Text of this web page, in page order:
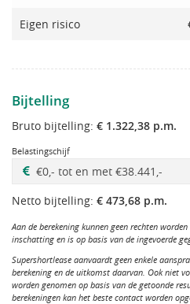
Eigen risico
Bijtelling
Bruto bijtelling: € 1.322,38 p.m.
Belastingschijf
Netto bijtelling: € 473,68 p.m.
Aan de berekening kunnen geen rechten
inschatting en is op basis van de ingevoerde
Supershortlease aanvaardt geen enkele
berekening en de uitkomst daarvan. Ook niet
worden genomen op basis van de getoonde
berekeningen kan het beste contact worden